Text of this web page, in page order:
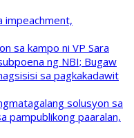
impeachment,
sa kampo ni VP Sara
ng NBI; Bugaw
sa pagkakadawit
solusyon sa
pampublikong paaralan,